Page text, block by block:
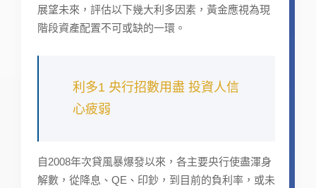
展望未來，評估以下幾大利多因素，黃金應視為現
階段資產配置不可或缺的一環。
利多1 央行招數用盡 投資人信
心疲弱
自2008年次貸風暴爆發以來，各主要央行使盡渾身
解數，從降息、QE、印鈔，到目前的負利率，或未